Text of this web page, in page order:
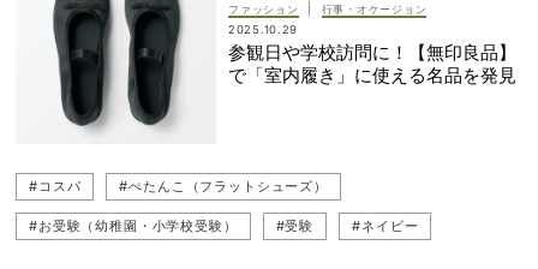
#DES PRÉS（デ・プレ）
ファッション
行事・オケージョン
2025.10.29
参観日や学校訪問に！【無印良品】
で「室内履き」に使える名品を発見
#コスパ #ぺたんこ（フラットシューズ）
#お受験（幼稚園・小学校受験） #受験 #ネイビー